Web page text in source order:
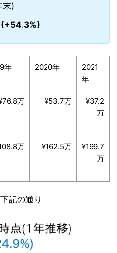
末)
年 2020年
2021
年
万 ¥53.7万
¥37.2
万
万 ¥162.5万
¥199.7
万
記の通り